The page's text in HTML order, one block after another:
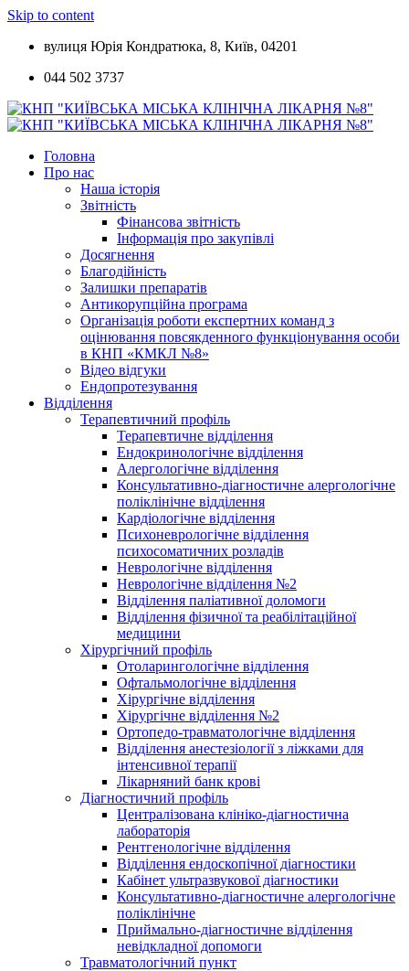
Skip to content
вулиця Юрія Кондратюка, 8, Київ, 04201
044 502 3737
Головна
Про нас
Наша історія
Звітність
Фінансова звітність
Інформація про закупівлі
Досягнення
Благодійність
Залишки препаратів
Антикорупційна програма
Організація роботи експертних команд з
оцінювання повсякденного функціонування особи
в КНП «КМКЛ №8»
Відео відгуки
Ендопротезування
Відділення
Терапевтичний профіль
Терапевтичне відділення
Ендокринологічне відділення
Алергологічне відділення
Консультативно-діагностичне алергологічне
поліклінічне відділення
Кардіологічне відділення
Психоневрологічне відділення
психосоматичних розладів
Неврологічне відділення
Неврологічне відділення №2
Відділення паліативної доломоги
Відділення фізичної та реабілітаційної
медицини
Хірургічний профіль
Отоларингологічне відділення
Офтальмологічне відділення
Хірургічне відділення
Хірургічне відділення №2
Ортопедо-травматологічне відділення
Відділення анестезіології з ліжками для
інтенсивної терапії
Лікарняний банк крові
Діагностичний профіль
Централізована клініко-діагностична
лабораторія
Рентгенологічне відділення
Відділення ендоскопічної діагностики
Кабінет ультразвукової діагностики
Консультативно-діагностичне алергологічне
поліклінічне
Приймально-діагностичне відділення
невідкладної допомоги
Травматологічний пункт